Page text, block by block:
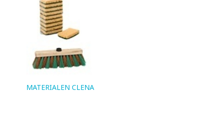
MATERIALEN CLENA